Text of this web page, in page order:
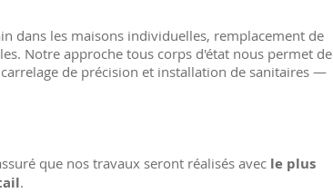
dans les maisons individuelles, remplacement de
Notre approche tous corps d'état nous permet de
de précision et installation de sanitaires —
que nos travaux seront réalisés avec le plus
.